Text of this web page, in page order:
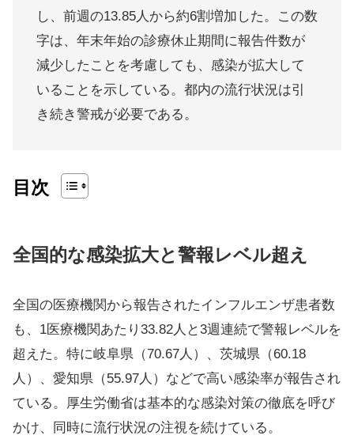
し、前週の13.85人から約6割増加した。この数
字は、年末年始の診療休止期間に報告件数が
減少したことを考慮しても、感染が拡大して
いることを示している。都内の流行状況は引
き続き警戒が必要である。
目次
全国的な感染拡大と警報レベル超え
全国の医療機関から報告されたインフルエンザ患者数
も、1医療機関あたり33.82人と3週連続で警報レベルを
超えた。特に岐阜県（70.67人）、茨城県（60.18
人）、愛知県（55.97人）などで高い感染率が報告され
ている。厚生労働省は基本的な感染対策の徹底を呼び
かけ、同時に流行状況の注視を続けている。